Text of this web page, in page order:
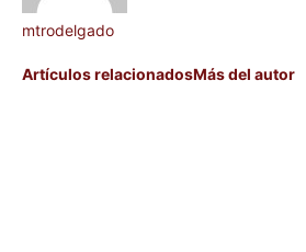
mtrodelgado
Artículos relacionadosMás del autor